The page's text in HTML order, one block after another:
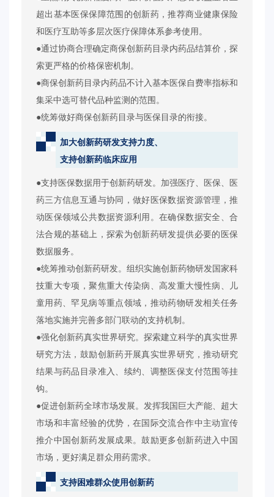
超出基本医保保障范围的创新药，推荐商业健康保险
和医疗互助等多层次医疗保障体系参考使用。
●通过协商合理确定商保创新药目录内药品结算价，探
索更严格的价格保密机制。
●商保创新药目录内药品不计入基本医保自费率指标和
集采中选可替代品种监测的范围。
●统筹做好商保创新药目录与医保目录的衔接。
加大创新药研发支持力度、
支持创新药临床应用
●支持医保数据用于创新药研发。加强医疗、医保、医
药三方信息互通与协同，做好医保数据资源管理，推
动医保领域公共数据资源利用。在确保数据安全、合
法合规的基础上，探索为创新药研发提供必要的医保
数据服务。
●统筹推动创新药研发。组织实施创新药物研发国家科
技重大专项，聚焦重大传染病、高发重大慢性病、儿
童用药、罕见病等重点领域，推动药物研发相关任务
落地实施并完善多部门联动的支持机制。
●强化创新药真实世界研究。探索建立科学的真实世界
研究方法，鼓励创新药开展真实世界研究，推动研究
结果与药品目录准入、续约、调整医保支付范围等挂
钩。
●促进创新药全球市场发展。发挥我国巨大产能、超大
市场和丰富经验的优势，在国际交流合作中主动宣传
推介中国创新药发展成果。鼓励更多创新药进入中国
市场，更好满足群众用药需求。
支持困难群众使用创新药